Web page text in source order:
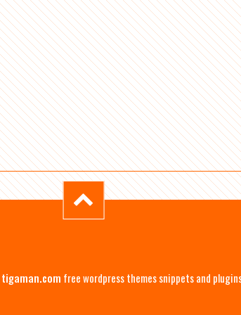
tigaman.com free wordpress themes snippets and